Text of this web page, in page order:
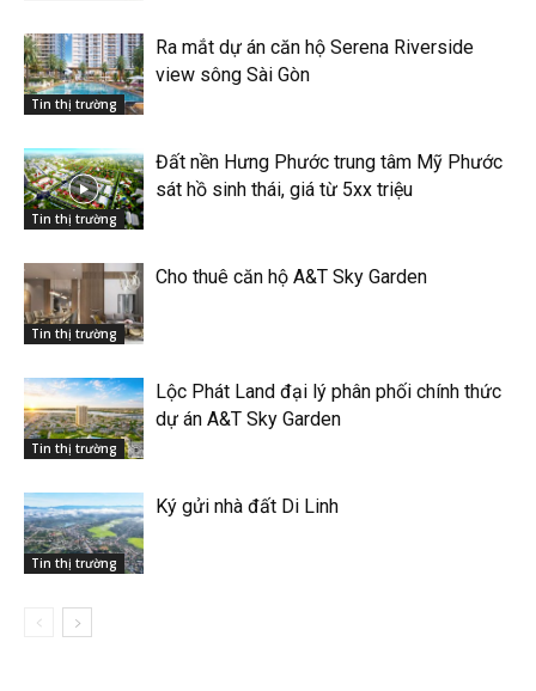
Tin thị trường
Ra mắt dự án căn hộ Serena Riverside
view sông Sài Gòn
Tin thị trường
Đất nền Hưng Phước trung tâm Mỹ Phước
sát hồ sinh thái, giá từ 5xx triệu
Tin thị trường
Cho thuê căn hộ A&T Sky Garden
Tin thị trường
Lộc Phát Land đại lý phân phối chính thức
dự án A&T Sky Garden
Tin thị trường
Ký gửi nhà đất Di Linh